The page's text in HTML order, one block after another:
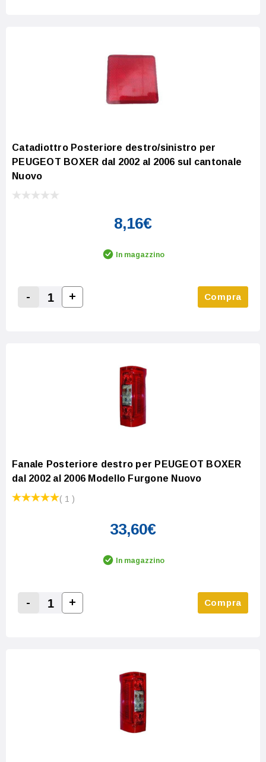
Catadiottro Posteriore destro/sinistro per
PEUGEOT BOXER dal 2002 al 2006 sul cantonale
Nuovo
8,16€
In magazzino
Decrease Quantity:
-
Increase Quantity:
+ Compra
Fanale Posteriore destro per PEUGEOT BOXER
dal 2002 al 2006 Modello Furgone Nuovo
( 1 )
33,60€
In magazzino
Decrease Quantity:
-
Increase Quantity:
+ Compra